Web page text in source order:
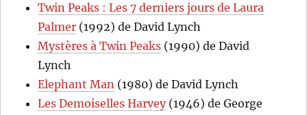
Twin Peaks : Les 7 derniers jours de Laura
Palmer (1992) de David Lynch
Mystères à Twin Peaks (1990) de David
Lynch
Elephant Man (1980) de David Lynch
Les Demoiselles Harvey(1946) de George